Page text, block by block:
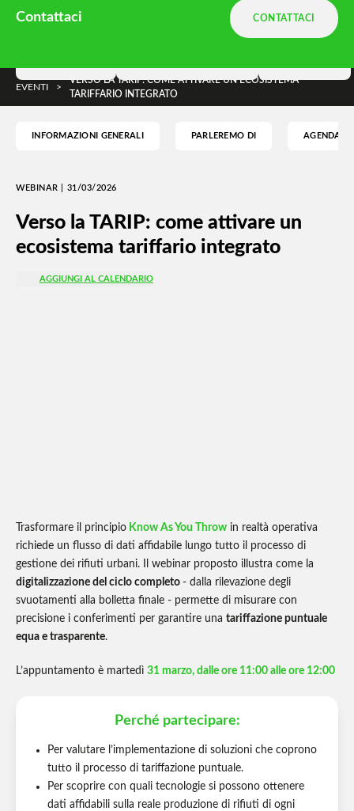
Ambiente.it è una divisione
e parte diDNA Ambiente
Contattaci CONTATTACI
EVENTI >
VERSO LA TARIP: COME ATTIVARE UN ECOSISTEMA
TARIFFARIO INTEGRATO
INFORMAZIONI GENERALI PARLEREMO DI AGENDA
WEBINAR | 31/03/2026
Verso la TARIP: come attivare un
ecosistema tariffario integrato
AGGIUNGI AL CALENDARIO
Trasformare il principio Know As You Throw in realtà operativa
richiede un flusso di dati affidabile lungo tutto il processo di
gestione dei rifiuti urbani. Il webinar proposto illustra come la
digitalizzazione del ciclo completo - dalla rilevazione degli
svuotamenti alla bolletta finale - permette di misurare con
precisione i conferimenti per garantire una tariffazione puntuale
equa e trasparente.
L’appuntamento è martedì 31 marzo, dalle ore 11:00 alle ore 12:00
Perché partecipare:
Per valutare l’implementazione di soluzioni che coprono
tutto il processo di tariffazione puntuale.
Per scoprire con quali tecnologie si possono ottenere
dati affidabili sulla reale produzione di rifiuti di ogni